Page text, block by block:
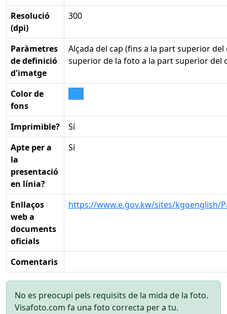
Resolució
(dpi)
300
Paràmetres
de definició
d'imatge
Alçada del cap (fins a la part superior
superior de la foto a la part superior del
Color de
fons
Imprimible?
Sí
Apte per a
la
presentació
en línia?
Sí
Enllaços
web a
documents
oficials
https://www.e.gov.kw/sites/kgoenglish/
Comentaris
No es preocupi pels requisits de la mida de la foto.
Visafoto.com fa una foto correcta per a tu.